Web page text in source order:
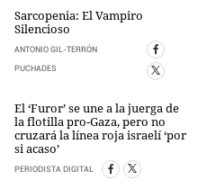
Sarcopenia: El Vampiro
Silencioso
ANTONIO GIL-TERRÓN
PUCHADES
El ‘Furor’ se une a la juerga de
la flotilla pro-Gaza, pero no
cruzará la línea roja israelí ‘por
si acaso’
PERIODISTA DIGITAL